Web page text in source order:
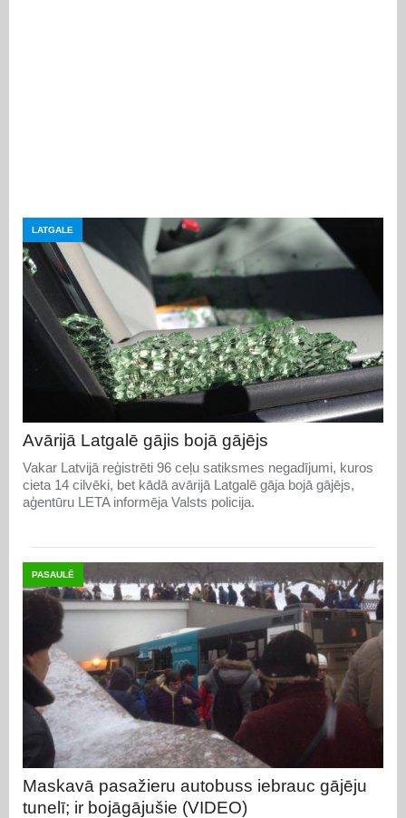
LATGALE
Avārijā Latgalē gājis bojā gājējs
Vakar Latvijā reģistrēti 96 ceļu satiksmes negadījumi, kuros
cieta 14 cilvēki, bet kādā avārijā Latgalē gāja bojā gājējs,
aģentūru LETA informēja Valsts policija.
PASAULĒ
Maskavā pasažieru autobuss iebrauc gājēju
tunelī; ir bojāgājušie (VIDEO)